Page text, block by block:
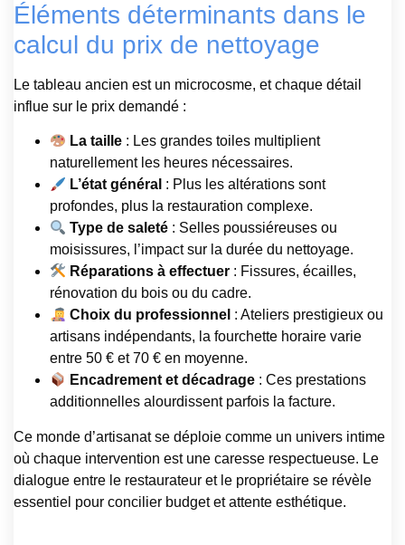
Éléments déterminants dans le
calcul du prix de nettoyage
Le tableau ancien est un microcosme, et chaque détail
influe sur le prix demandé :
La taille : Les grandes toiles multiplient
naturellement les heures nécessaires.
L’état général : Plus les altérations sont
profondes, plus la restauration complexe.
Type de saleté : Selles poussiéreuses ou
moisissures, l’impact sur la durée du nettoyage.
Réparations à effectuer : Fissures, écailles,
rénovation du bois ou du cadre.
Choix du professionnel : Ateliers prestigieux ou
artisans indépendants, la fourchette horaire varie
entre 50 € et 70 € en moyenne.
Encadrement et décadrage : Ces prestations
additionnelles alourdissent parfois la facture.
Ce monde d’artisanat se déploie comme un univers intime
où chaque intervention est une caresse respectueuse. Le
dialogue entre le restaurateur et le propriétaire se révèle
essentiel pour concilier budget et attente esthétique.